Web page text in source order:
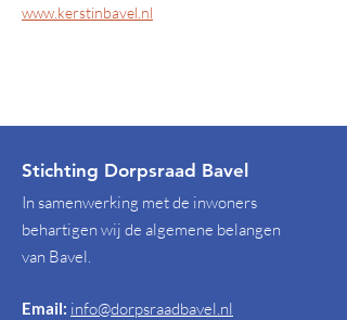
www.kerstinbavel.nl
Stichting Dorpsraad Bavel
In samenwerking met de inwoners
behartigen wij de algemene belangen
van Bavel.
Email: info@dorpsraadbavel.nl